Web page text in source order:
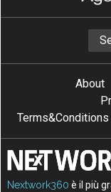
About
Nextwork360 è il più